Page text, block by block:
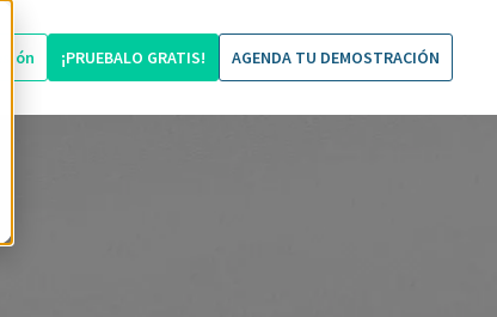
¡PRUEBALO GRATIS! AGENDA TU DEMOSTRACIÓN